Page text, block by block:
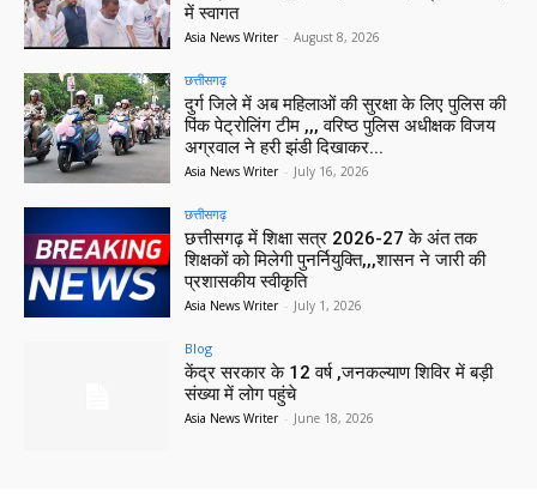
में स्वागत
Asia News Writer - August 8, 2026
छत्तीसगढ़
दुर्ग जिले में अब महिलाओं की सुरक्षा के लिए पुलिस की
पिंक पेट्रोलिंग टीम ,,, वरिष्ठ पुलिस अधीक्षक विजय
अग्रवाल ने हरी झंडी दिखाकर...
Asia News Writer - July 16, 2026
छत्तीसगढ़
छत्तीसगढ़ में शिक्षा सत्र 2026-27 के अंत तक
शिक्षकों को मिलेगी पुनर्नियुक्ति,,,शासन ने जारी की
प्रशासकीय स्वीकृति
Asia News Writer - July 1, 2026
Blog
केंद्र सरकार के 12 वर्ष ,जनकल्याण शिविर में बड़ी
संख्या में लोग पहुंचे
Asia News Writer - June 18, 2026